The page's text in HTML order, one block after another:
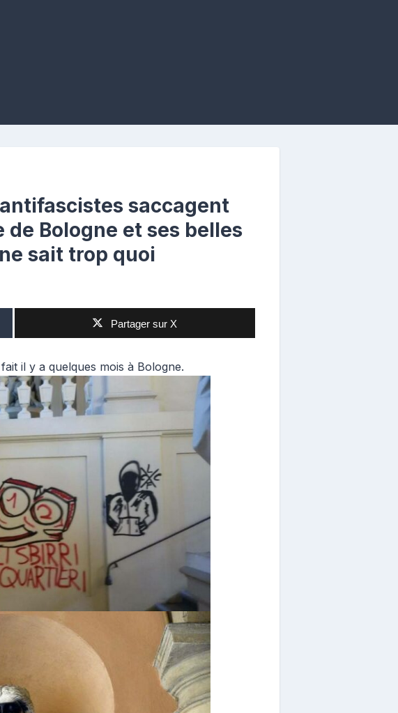
saccagent
Bologne et ses belles
sait trop quoi
Partager sur X
il y a quelques mois à Bologne.